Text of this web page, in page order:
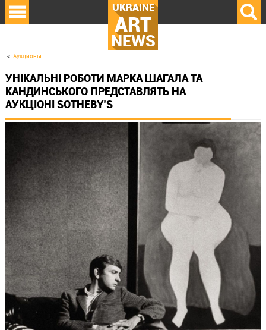
UKRAINE
ART
NEWS
Аукционы
УНІКАЛЬНІ РОБОТИ МАРКА ШАГАЛА ТА
КАНДИНСЬКОГО ПРЕДСТАВЛЯТЬ НА
АУКЦІОНІ SOTHEBY’S